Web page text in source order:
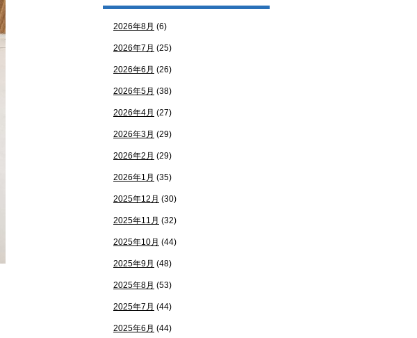
2026年8月 (6)
2026年7月 (25)
2026年6月 (26)
2026年5月 (38)
2026年4月 (27)
2026年3月 (29)
2026年2月 (29)
2026年1月 (35)
2025年12月 (30)
2025年11月 (32)
2025年10月 (44)
2025年9月 (48)
2025年8月 (53)
2025年7月 (44)
2025年6月 (44)